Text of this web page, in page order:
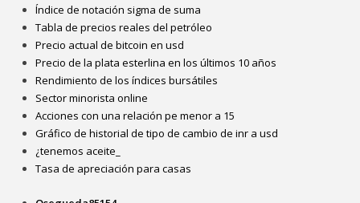
Índice de notación sigma de suma
Tabla de precios reales del petróleo
Precio actual de bitcoin en usd
Precio de la plata esterlina en los últimos 10 años
Rendimiento de los índices bursátiles
Sector minorista online
Acciones con una relación pe menor a 15
Gráfico de historial de tipo de cambio de inr a usd
¿tenemos aceite_
Tasa de apreciación para casas